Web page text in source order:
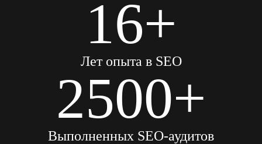
16+
Лет опыта в SEO
2500+
Выполненных SEO-аудитов